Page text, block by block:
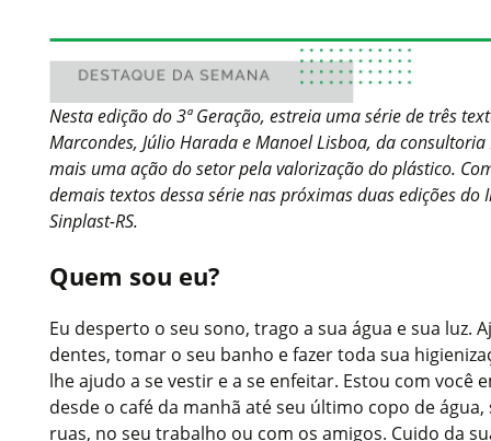
Nesta edição do 3ª Geração, estreia uma série de três
Marcondes, Júlio Harada e Manoel Lisboa, da consultoria
mais uma ação do setor pela valorização do plástico.
demais textos dessa série nas próximas duas edições
Sinplast-RS.
Quem sou eu?
Eu desperto o seu sono, trago a sua água e sua luz.
dentes, tomar o seu banho e fazer toda sua
lhe ajudo a se vestir e a se enfeitar. Estou com você
desde o café da manhã até seu último copo de água,
ruas, no seu trabalho ou com os amigos. Cuido da